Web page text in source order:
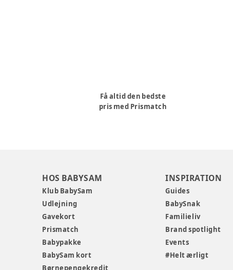
Få altid den bedste
pris med Prismatch
HOS BABYSAM
Klub BabySam
Udlejning
Gavekort
Prismatch
Babypakke
BabySam kort
Børnepengekredit
INSPIRATION
Guides
BabySnak
Familieliv
Brand spotlight
Events
#Helt ærligt